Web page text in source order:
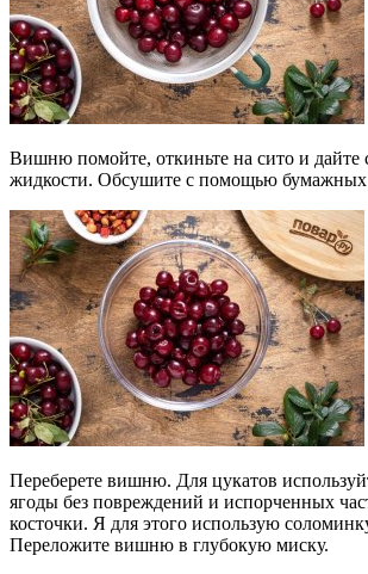
Вишню помойте, откиньте на сито и дайте
жидкости. Обсушите с помощью бумажных
Переберете вишню. Для цукатов
ягоды без повреждений и испорченных
косточки. Я для этого использую
Переложите вишню в глубокую миску.